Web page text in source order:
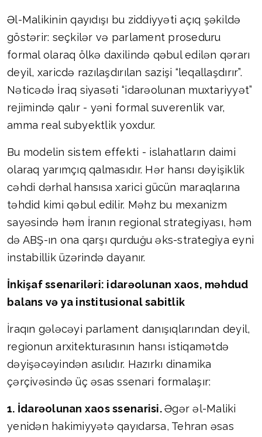
Əl-Malikinin qayıdışı bu ziddiyyəti açıq şəkildə
göstərir: seçkilər və parlament proseduru
formal olaraq ölkə daxilində qəbul edilən qərarı
deyil, xaricdə razılaşdırılan sazişi “leqallaşdırır”.
Nəticədə İraq siyasəti “idarəolunan muxtariyyət”
rejimində qalır - yəni formal suverenlik var,
amma real subyektlik yoxdur.
Bu modelin sistem effekti - islahatların daimi
olaraq yarımçıq qalmasıdır. Hər hansı dəyişiklik
cəhdi dərhal hansısa xarici gücün maraqlarına
təhdid kimi qəbul edilir. Məhz bu mexanizm
sayəsində həm İranın regional strategiyası, həm
də ABŞ-ın ona qarşı qurduğu əks-strategiya eyni
instabillik üzərində dayanır.
İnkişaf ssenariləri: idarəolunan xaos, məhdud
balans və ya institusional sabitlik
İraqın gələcəyi parlament danışıqlarından deyil,
regionun arxitekturasının hansı istiqamətdə
dəyişəcəyindən asılıdır. Hazırkı dinamika
çərçivəsində üç əsas ssenari formalaşır:
1. İdarəolunan xaos ssenarisi.Əgər əl-Maliki
yenidən hakimiyyətə qayıdarsa, Tehran əsas